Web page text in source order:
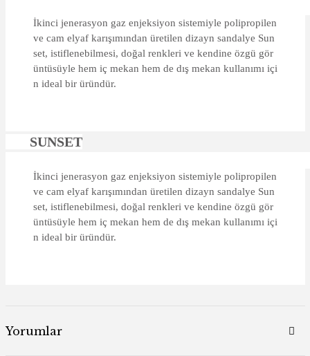
İkinci jenerasyon gaz enjeksiyon sistemiyle polipropilen
ve cam elyaf karışımından üretilen dizayn sandalye Sun
set, istiflenebilmesi, doğal renkleri ve kendine özgü gör
üntüsüyle hem iç mekan hem de dış mekan kullanımı içi
n ideal bir üründür.
SUNSET
İkinci jenerasyon gaz enjeksiyon sistemiyle polipropilen
ve cam elyaf karışımından üretilen dizayn sandalye Sun
set, istiflenebilmesi, doğal renkleri ve kendine özgü gör
üntüsüyle hem iç mekan hem de dış mekan kullanımı içi
n ideal bir üründür.
Yorumlar